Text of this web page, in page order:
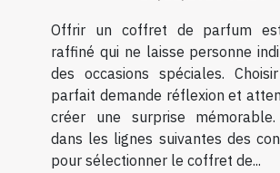
Offrir un coffret de parfum
raffiné qui ne laisse personne
des occasions spéciales.
parfait demande réflexion et
créer une surprise mémorable.
dans les lignes suivantes des
pour sélectionner le coffret de...